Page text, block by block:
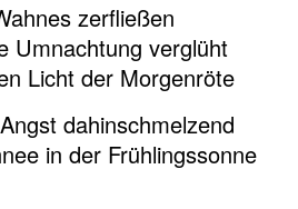
zerfließen
Umnachtung verglüht
Licht der Morgenröte
dahinschmelzend
in der Frühlingssonne